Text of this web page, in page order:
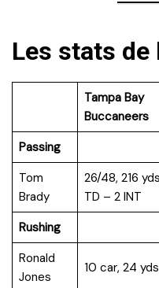
Les stats
Tampa Bay
Buccaneers
Passing
Tom
Brady
26/48, 216
TD – 2 INT
Rushing
Ronald
Jones
10 car, 24 yds